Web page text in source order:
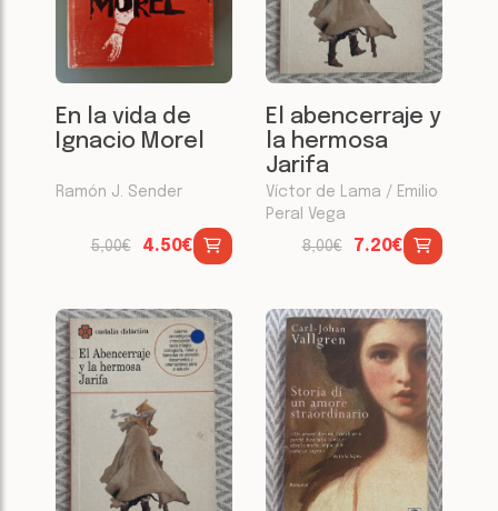
En la vida de
Ignacio Morel
Ramón J. Sender
5,00€ 4.50€
El abencerraje y
la hermosa
Jarifa
Víctor de Lama / Emilio
Peral Vega
8,00€ 7.20€